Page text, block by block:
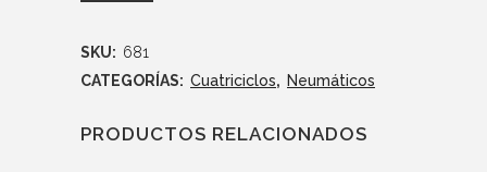
SKU: 681
CATEGORÍAS: Cuatriciclos, Neumáticos
PRODUCTOS RELACIONADOS